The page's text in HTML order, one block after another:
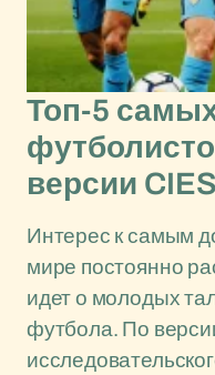
Топ-5
версии CIES
Интерес к самым
мире постоянно
идет о молодых
футбола. По